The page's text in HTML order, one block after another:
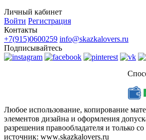
Личный кабинет
Войти Регистрация
Контакты
+7(915)0600259 info@skazkalovers.ru
Подписывайтесь
Любое использование, копирование
элементов дизайна и оформления
разрешения правообладателя и только
источник: www.skazkalovers.ru